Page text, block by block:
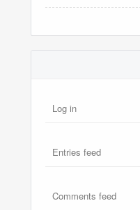
Log in
Entries feed
Comments feed